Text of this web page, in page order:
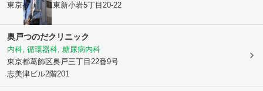
東京都葛飾区東新小岩5丁目20-22
奥戸つのだクリニック
内科, 循環器科, 糖尿病内科
東京都葛飾区奥戸三丁目22番9号
志美津ビル2階201